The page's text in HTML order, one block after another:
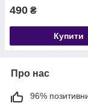
490 ₴
Купити
Про нас
96%